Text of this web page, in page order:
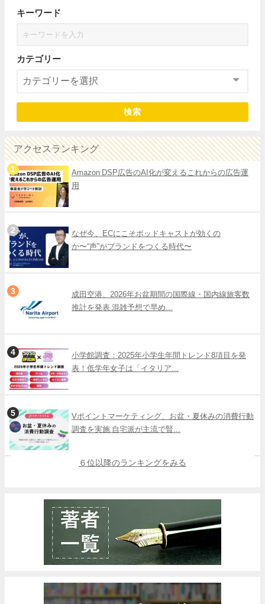
キーワード
カテゴリー
検索
アクセスランキング
Amazon DSP広告のAI化が変えるこれからの広告運
用
なぜ今、ECにこそポッドキャストが効くの
か〜“声”がブランドをつくる時代〜
成田空港、2026年お盆期間の国際線・国内線旅客数
推計を発表 混雑予想で早め...
小学館調査：2025年小学生年間トレンド8項目を発
表！低学年女子は「イタリア...
Vポイントマーケティング、お盆・夏休みの消費行動
調査を実施 自宅派が主流で賢...
６位以降のランキングをみる